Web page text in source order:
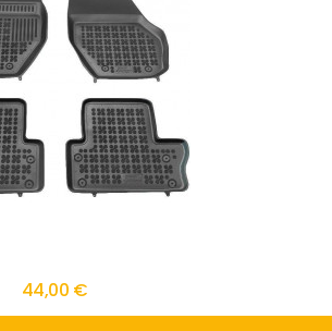
44,00 €